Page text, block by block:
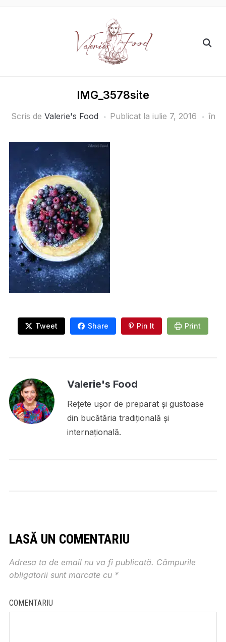
IMG_3578site
Scris de Valerie's Food Publicat la iulie 7, 2016 în
Tweet Share Pin It Print
Valerie's Food
Rețete ușor de preparat și gustoase
din bucătăria tradițională și
internațională.
LASĂ UN COMENTARIU
Adresa ta de email nu va fi publicată. Câmpurile
obligatorii sunt marcate cu *
COMENTARIU